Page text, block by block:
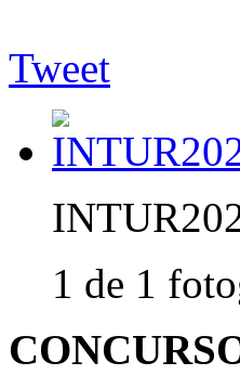
Tweet
1 de 1